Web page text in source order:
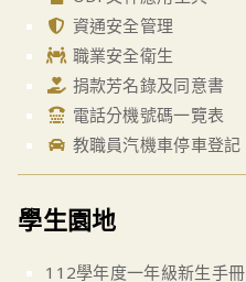
資通安全管理
職業安全衛生
捐款芳名錄及同意書
電話分機號碼一覽表
教職員汽機車停車登記
學生園地
112學年度一年級新生手冊